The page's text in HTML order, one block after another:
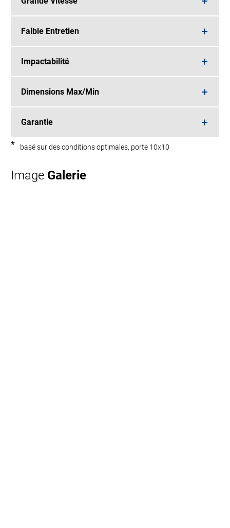
Faible Entretien
Impactabilité
Dimensions Max/Min
Garantie
* basé sur des conditions optimales, porte 10x10
Image Galerie